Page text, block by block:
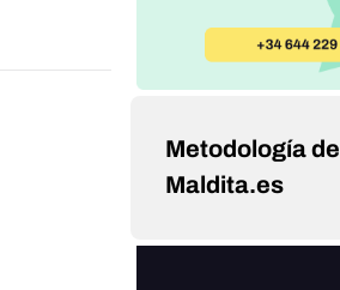
Metodología de
Maldita.es